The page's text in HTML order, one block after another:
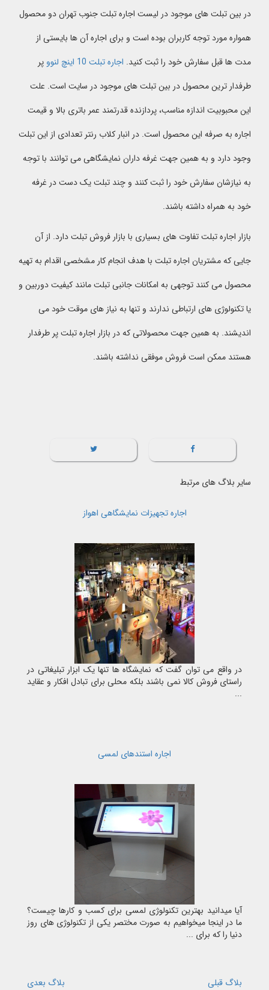
در بین تبلت های موجود در لیست اجاره تبلت جنوب تهران دو محصول
همواره مورد توجه کاربران بوده است و برای اجاره آن ها بایستی از
مدت ها قبل سفارش خود را ثبت کنید. اجاره تبلت 10 اینچ لنوو
پر
طرفدار ترین محصول در بین تبلت های موجود در سایت است. علت
این محبوبیت اندازه مناسب، پردازنده قدرتمند عمر باتری بالا و قیمت
اجاره به صرفه این محصول است. در انبار کلاب رنتر تعدادی از این تبلت
وجود دارد و به همین جهت غرفه داران نمایشگاهی می توانند با توجه
به نیازشان سفارش خود را ثبت کنند و چند تبلت یک دست در غرفه
خود به همراه داشته باشند.
بازار اجاره تبلت تفاوت های بسیاری با بازار فروش تبلت دارد. از آن
جایی که مشتریان اجاره تبلت با هدف انجام کار مشخصی اقدام به تهیه
محصول می کنند توجهی به امکانات جانبی تبلت مانند کیفیت دوربین و
یا تکنولوژی های ارتباطی ندارند و تنها به نیاز های موقت خود می
اندیشند. به همین جهت محصولاتی که در بازار اجاره تبلت پر طرفدار
هستند ممکن است فروش موفقی نداشته باشند.
سایر بلاگ های مرتبط
اجاره تجهیزات نمایشگاهی اهواز
در واقع می توان گفت که نمایشگاه ها تنها یک ابزار تبلیغاتی در
راستای فروش کالا نمی باشند بلکه محلی برای تبادل افکار و عقاید
...
اجاره استندهای لمسی
آیا میدانید بهترین تکنولوژی لمسی برای کسب و کارها چیست؟
ما در اینجا میخواهیم به صورت مختصر یکی از تکنولوژی های روز
دنیا را که برای ...
بلاگ بعدی بلاگ قبلی